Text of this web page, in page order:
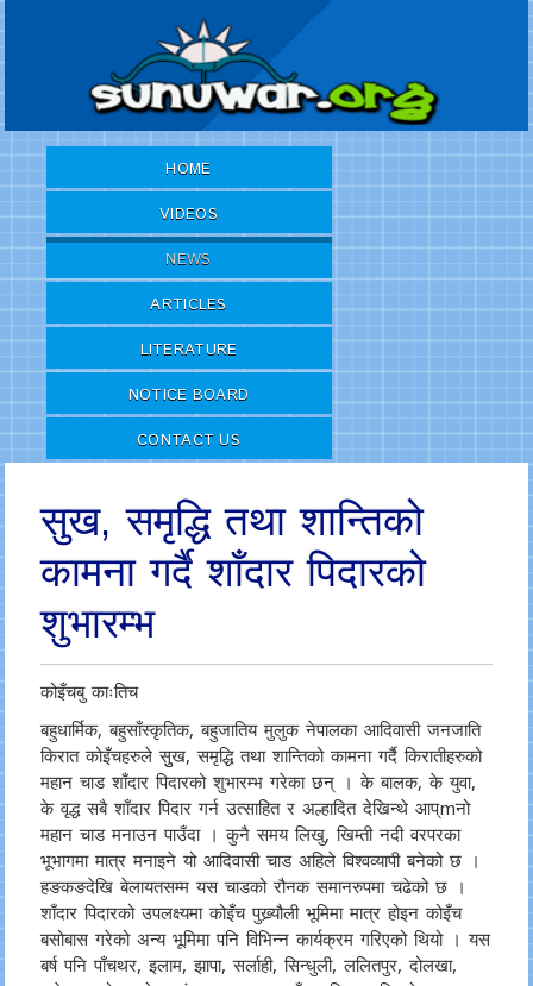
HOME
VIDEOS
NEWS
ARTICLES
LITERATURE
NOTICE BOARD
CONTACT US
सुख, समृद्धि तथा शान्तिको
कामना गर्दै शाँदार पिदारको
शुभारम्भ
कोइँचबु काःतिच
बहुधार्मिक, बहुसाँस्कृतिक, बहुजातिय मुलुक नेपालका आदिवासी जनजाति
किरात कोइँचहरुले सुुख, समृद्धि तथा शान्तिको कामना गर्दै किरातीहरुको
महान चाड शाँदार पिदारको शुभारम्भ गरेका छन् । के बालक, के युवा,
के वृद्ध सबै शाँदार पिदार गर्न उत्साहित र अल्हादित देखिन्थे आप्mनो
महान चाड मनाउन पाउँदा । कुनै समय लिखु, खिम्ती नदी वरपरका
भूभागमा मात्र मनाइने यो आदिवासी चाड अहिले विश्वव्यापी बनेको छ ।
हङकङदेखि बेलायतसम्म यस चाडको रौनक समानरुपमा चढेको छ ।
शाँदार पिदारको उपलक्ष्यमा कोइँच पुख्र्यौली भूमिमा मात्र होइन कोइँच
बसोबास गरेको अन्य भूमिमा पनि विभिन्न कार्यक्रम गरिएको थियो । यस
बर्ष पनि पाँचथर, इलाम, झापा, सर्लाही, सिन्धुली, ललितपुर, दोलखा,